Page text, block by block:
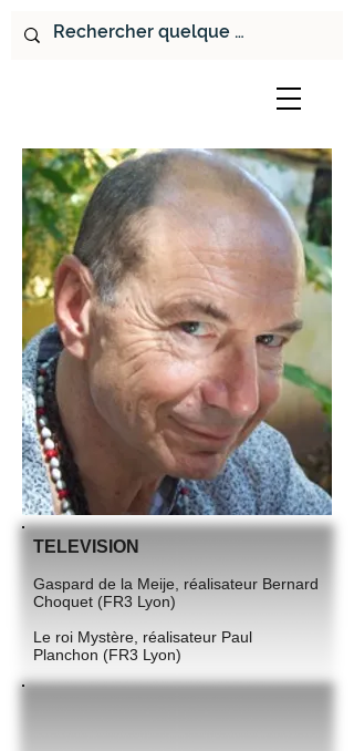
TELEVISION
Gaspard de la Meije, réalisateur Bernard
Choquet (FR3 Lyon)
Le roi Mystère, réalisateur Paul
Planchon (FR3 Lyon)